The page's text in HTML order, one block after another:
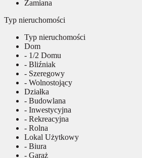
Zamiana
Typ nieruchomości
Typ nieruchomości
Dom
- 1/2 Domu
- Bliźniak
- Szeregowy
- Wolnostojący
Działka
- Budowlana
- Inwestycyjna
- Rekreacyjna
- Rolna
Lokal Użytkowy
- Biura
- Garaż